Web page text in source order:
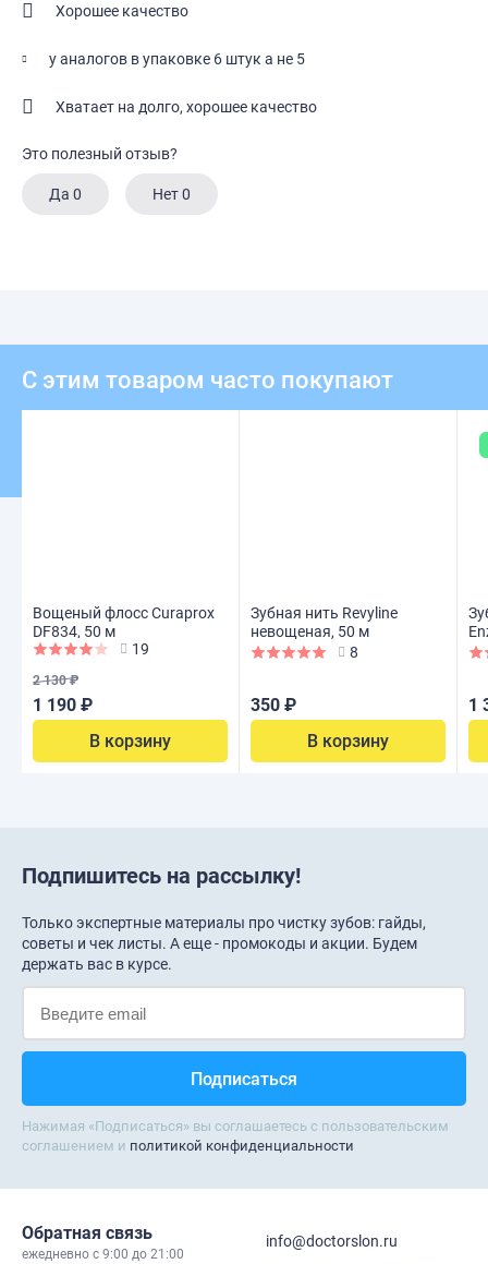
Хорошее качество
у аналогов в упаковке 6 штук а не 5
Хватает на долго, хорошее качество
Это полезный отзыв?
Да 0 Нет0
С этим товаром часто покупают
Вощеный флосс Curaprox
DF834, 50 м
19
2 130 ₽
1 190 ₽
В корзину
Зубная нить Revyline
невощеная, 50 м
8
350 ₽
В корзину
1
Подпишитесь на рассылку!
Только экспертные материалы про чистку зубов: гайды,
советы и чек листы. А еще - промокоды и акции. Будем
держать вас в курсе.
Нажимая «Подписаться» вы соглашаетесь с пользовательским
соглашением и политикой конфиденциальности
Обратная связь
ежедневно c 9:00 до 21:00
info@doctorslon.ru